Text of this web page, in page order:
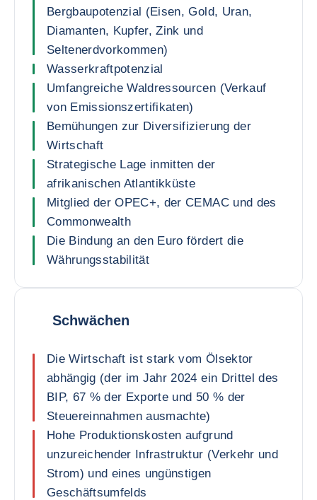
Bergbaupotenzial (Eisen, Gold, Uran,
Diamanten, Kupfer, Zink und
Seltenerdvorkommen)
Wasserkraftpotenzial
Umfangreiche Waldressourcen (Verkauf
von Emissionszertifikaten)
Bemühungen zur Diversifizierung der
Wirtschaft
Strategische Lage inmitten der
afrikanischen Atlantikküste
Mitglied der OPEC+, der CEMAC und des
Commonwealth
Die Bindung an den Euro fördert die
Währungsstabilität
Schwächen
Die Wirtschaft ist stark vom Ölsektor
abhängig (der im Jahr 2024 ein Drittel des
BIP, 67 % der Exporte und 50 % der
Steuereinnahmen ausmachte)
Hohe Produktionskosten aufgrund
unzureichender Infrastruktur (Verkehr und
Strom) und eines ungünstigen
Geschäftsumfelds